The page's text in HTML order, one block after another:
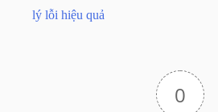
lý lỗi hiệu quả
0